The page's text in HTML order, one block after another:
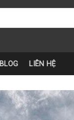
BLOG LIÊN HỆ